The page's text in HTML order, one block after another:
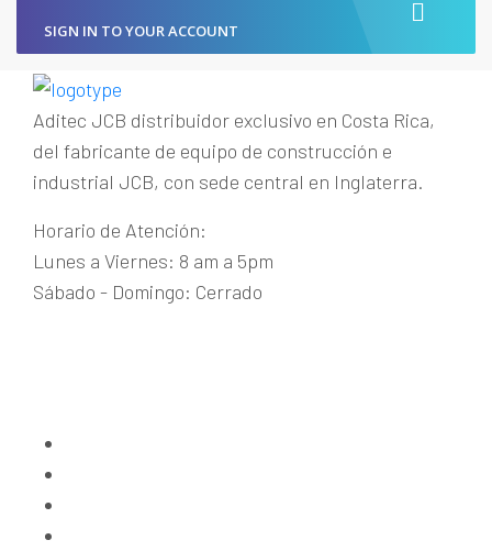
SIGN IN TO YOUR ACCOUNT
Aditec JCB distribuidor exclusivo en Costa Rica,
del fabricante de equipo de construcción e
industrial JCB, con sede central en Inglaterra.
Horario de Atención:
Lunes a Viernes: 8 am a 5pm
Sábado - Domingo: Cerrado